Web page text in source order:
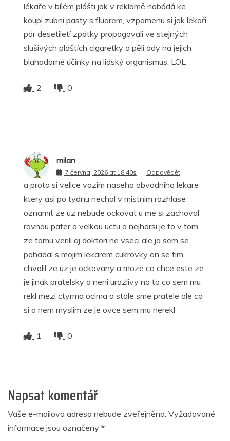
lékaře v bílém plášti jak v reklamě nabádá ke
koupi zubní pasty s fluorem, vzpomenu si jak lékaři
pár desetiletí zpátky propagovali ve stejných
slušivých pláštích cigaretky a pěli ódy na jejich
blahodárné účinky na lidský organismus. LOL
2 0
milan
7 června, 2026 at 18:40s Odpovědět
a proto si velice vazim naseho obvodniho lekare
ktery asi po tydnu nechal v mistnim rozhlase
oznamit ze uz nebude ockovat u me si zachoval
rovnou pater a velkou uctu a nejhorsi je to v tom
ze tomu verili aj doktori ne vseci ale ja sem se
pohadal s mojim lekarem cukrovky on se tim
chvalil ze uz je ockovany a moze co chce este ze
je jinak pratelsky a neni urazlivy na to co sem mu
rekl mezi ctyrma ocima a stale sme pratele ale co
si o nem myslim ze je ovce sem mu nerekl
1 0
Napsat komentář
Vaše e-mailová adresa nebude zveřejněna. Vyžadované
informace jsou označeny *